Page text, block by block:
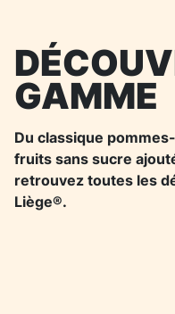
GAMME
Du classique
fruits sans sucre
retrouvez toutes les
Liège®.